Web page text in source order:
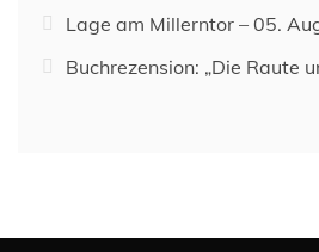
Lage am Millerntor – 05.
Buchrezension: „Die Raute